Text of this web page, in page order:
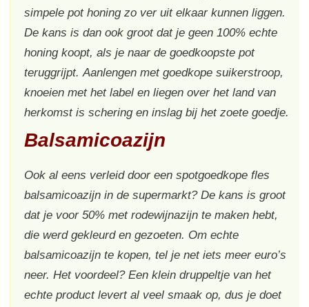
simpele pot honing zo ver uit elkaar kunnen liggen.
De kans is dan ook groot dat je geen 100% echte
honing koopt, als je naar de goedkoopste pot
teruggrijpt. Aanlengen met goedkope suikerstroop,
knoeien met het label en liegen over het land van
herkomst is schering en inslag bij het zoete goedje.
Balsamicoazijn
Ook al eens verleid door een spotgoedkope fles
balsamicoazijn in de supermarkt? De kans is groot
dat je voor 50% met rodewijnazijn te maken hebt,
die werd gekleurd en gezoeten. Om echte
balsamicoazijn te kopen, tel je net iets meer euro’s
neer. Het voordeel? Een klein druppeltje van het
echte product levert al veel smaak op, dus je doet